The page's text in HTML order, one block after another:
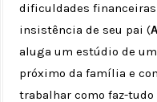
dificuldades financeiras
insistência de seu pai (
aluga um estúdio de
próximo da família e
trabalhar como faz-tudo